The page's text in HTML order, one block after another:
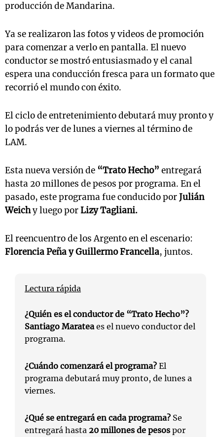
producción de Mandarina.
Ya se realizaron las fotos y videos de promoción
para comenzar a verlo en pantalla. El nuevo
conductor se mostró entusiasmado y el canal
espera una conducción fresca para un formato que
recorrió el mundo con éxito.
El ciclo de entretenimiento debutará muy pronto y
lo podrás ver de lunes a viernes al término de
LAM.
Esta nueva versión de “Trato Hecho” entregará
hasta 20 millones de pesos por programa. En el
pasado, este programa fue conducido porJulián
Weichy luego porLizy Tagliani.
El reencuentro de los Argento en el escenario:
Florencia Peña y Guillermo Francella, juntos.
Lectura rápida
¿Quién es el conductor de “Trato Hecho”?
Santiago Marateaes el nuevo conductor del
programa.
¿Cuándo comenzará el programa? El
programa debutará muy pronto, de lunes a
viernes.
¿Qué se entregará en cada programa? Se
entregará hasta 20 millones de pesos por